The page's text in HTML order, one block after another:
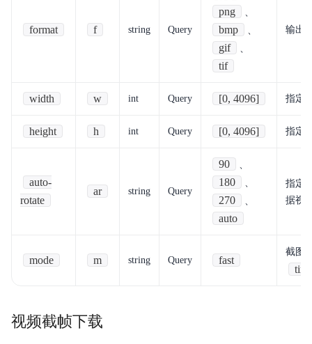
典型实践
服务等级协议SLA
format f string Query
png 、
bmp 、
gif 、
tif
输出
width w int Query [0, 4096] 指定
height h int Query [0, 4096] 指定
auto-
rotate
ar string Query
90 、
180 、
270 、
auto
指定
据视
mode m string Query fast
截图
视频截帧下载